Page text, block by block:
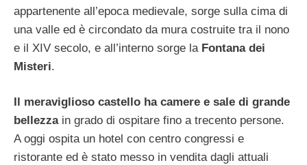
appartenente all’epoca medievale, sorge sulla cima di
una valle ed è circondato da mura costruite tra il nono
e il XIV secolo, e all’interno sorge la Fontana dei
Misteri.
Il meraviglioso castello ha camere e sale di grande
bellezzain grado di ospitare fino a trecento persone.
A oggi ospita un hotel con centro congressi e
ristorante ed è stato messo in vendita dagli attuali